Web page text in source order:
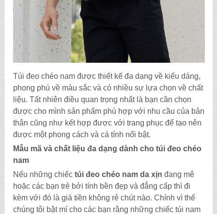
Túi đeo chéo nam được thiết kế đa dạng về kiểu dáng,
phong phú về màu sắc và có nhiều sự lựa chọn về chất
liệu. Tất nhiên điều quan trọng nhất là bạn cần chọn
được cho mình sản phẩm phù hợp với nhu cầu của bản
thân cũng như kết hợp được với trang phục để tạo nên
được một phong cách và cá tính nổi bật.
Mẫu mã và chất liệu đa dạng dành cho túi đeo chéo
nam
Nếu những chiếc túi đeo chéo nam da xịn đang mê
hoặc các bạn trẻ bởi tính bền đẹp và đẳng cấp thì đi
kèm với đó là giá tiền không rẻ chút nào. Chính vì thế
chúng tôi bật mí cho các bạn rằng những chiếc túi nam